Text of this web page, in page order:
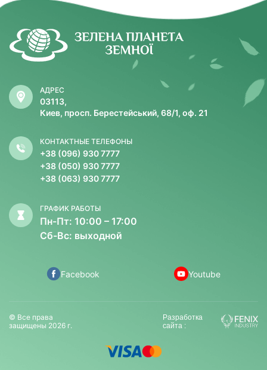
АДРЕС
03113,
Киев, просп. Берестейський, 68/1, оф. 21
КОНТАКТНЫЕ ТЕЛЕФОНЫ
+38 (096) 930 7777
+38 (050) 930 7777
+38 (063) 930 7777
ГРАФИК РАБОТЫ
Пн-Пт: 10:00 – 17:00
Сб-Вс: выходной
Facebook Youtube
© Все права
защищены 2026 г.
Разработка
сайта :